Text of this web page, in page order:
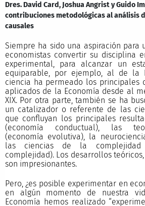
Dres. David Card, Joshua Angrist y Guido
contribuciones metodológicas al análisis
causales
Siempre ha sido una aspiración para
economistas convertir su disciplina
experimental, para alcanzar un
equiparable, por ejemplo, al de la
ciencia ha permeado los principales
aplicados de la Economía desde al
XIX. Por otra parte, también se ha
un catalizador o referente de las
que confluyan los principales
(economía conductual), las
(economía evolutiva), la
las ciencias de la
complejidad). Los desarrollos
son impresionantes.
Pero, ¿es posible experimentar en
en algún momento de nuestra
Economía hemos realizado